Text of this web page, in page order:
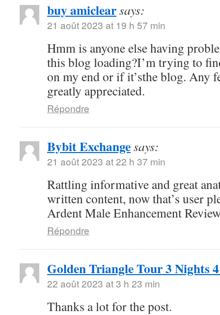
buy amiclearsays:
21 août 2023 at 19 h 57 min
Hmm is anyone else having
this blog loading?I’m trying to
on my end or if it’sthe blog. Any
greatly appreciated.
Répondre
Bybit Exchangesays:
21 août 2023 at 22 h 37 min
Rattling informative and great
written content, now that’s user
Ardent Male Enhancement
Répondre
Golden Triangle Tour 3 Nights 4
22 août 2023 at 3 h 23 min
Thanks a lot for the post.